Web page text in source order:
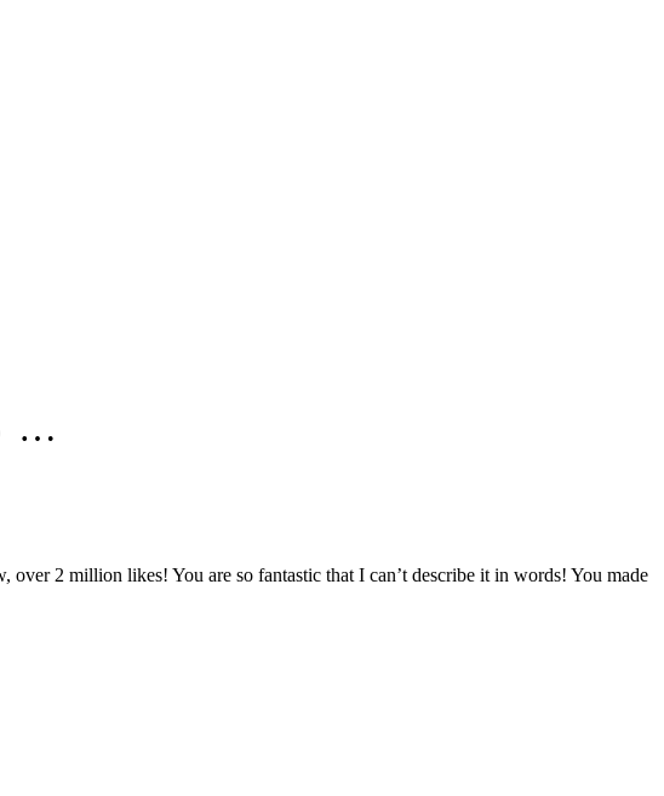
…
2 million likes! You are so fantastic that I can’t describe it in words! You made